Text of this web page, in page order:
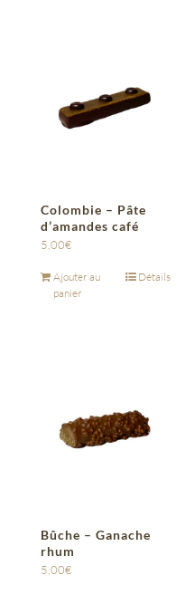
Colombie – Pâte
d’amandes café
5,00€
Ajouter au
panier
Détails
Bûche – Ganache
rhum
5,00€